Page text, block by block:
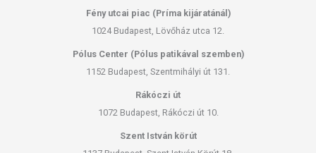
Fény utcai piac (Príma kijáratánál)
1024 Budapest, Lövőház utca 12.
Pólus Center (Pólus patikával szemben)
1152 Budapest, Szentmihályi út 131.
Rákóczi út
1072 Budapest, Rákóczi út 10.
Szent István körút